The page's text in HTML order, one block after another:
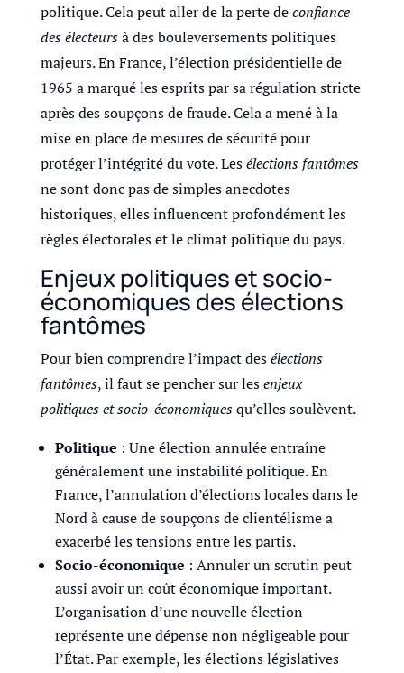
politique. Cela peut aller de la perte deconfiance
des électeursà des bouleversements politiques
majeurs. En France, l’élection présidentielle de
1965 a marqué les esprits par sa régulation stricte
après des soupçons de fraude. Cela a mené à la
mise en place de mesures de sécurité pour
protéger l’intégrité du vote. Lesélections fantômes
ne sont donc pas de simples anecdotes
historiques, elles influencent profondément les
règles électorales et le climat politique du pays.
Enjeux politiques et socio-
économiques des élections
fantômes
Pour bien comprendre l’impact desélections
fantômes, il faut se pencher sur lesenjeux
politiques et socio-économiquesqu’elles soulèvent.
Politique : Une élection annulée entraîne
généralement une instabilité politique. En
France, l’annulation d’élections locales dans le
Nord à cause de soupçons de clientélisme a
exacerbé les tensions entre les partis.
Socio-économique : Annuler un scrutin peut
aussi avoir un coût économique important.
L’organisation d’une nouvelle élection
représente une dépense non négligeable pour
l’État. Par exemple, les élections législatives